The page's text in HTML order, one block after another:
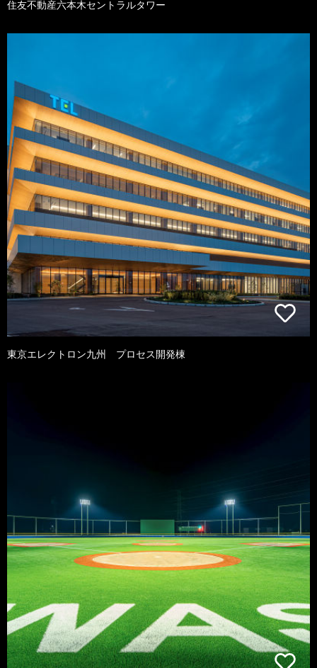
住友不動産六本木セントラルタワー
東京エレクトロン九州 プロセス開発棟